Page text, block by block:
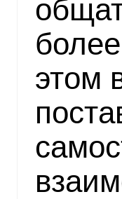
этом